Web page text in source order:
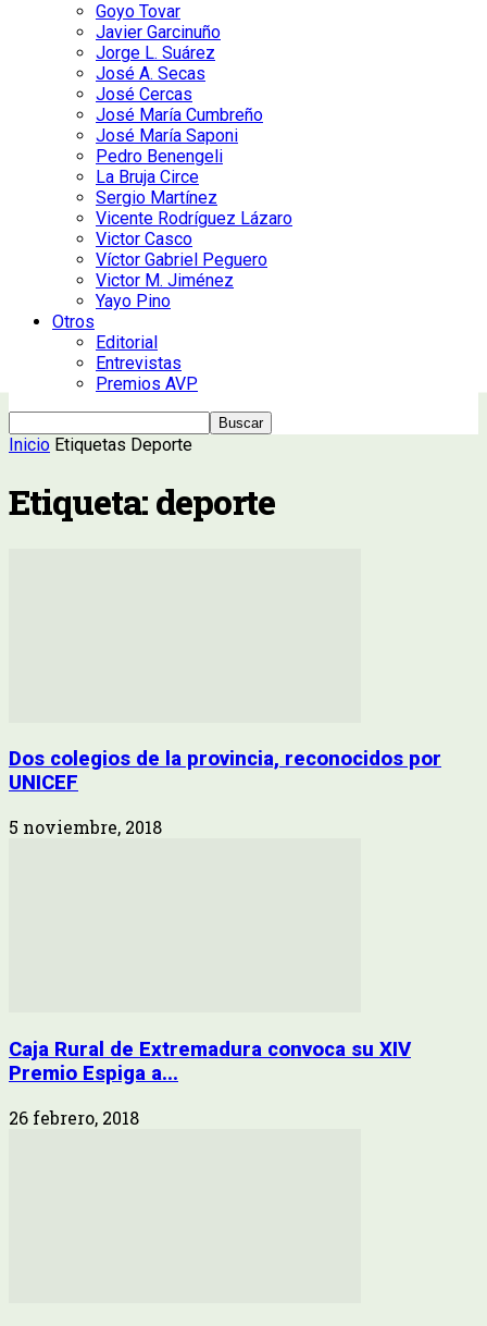
Goyo Tovar
Javier Garcinuño
Jorge L. Suárez
José A. Secas
José Cercas
José María Cumbreño
José María Saponi
Pedro Benengeli
La Bruja Circe
Sergio Martínez
Vicente Rodríguez Lázaro
Victor Casco
Víctor Gabriel Peguero
Victor M. Jiménez
Yayo Pino
Otros
Editorial
Entrevistas
Premios AVP
Inicio Etiquetas Deporte
Etiqueta: deporte
Dos colegios de la provincia, reconocidos por
UNICEF
5 noviembre, 2018
Caja Rural de Extremadura convoca su XIV
Premio Espiga a...
26 febrero, 2018